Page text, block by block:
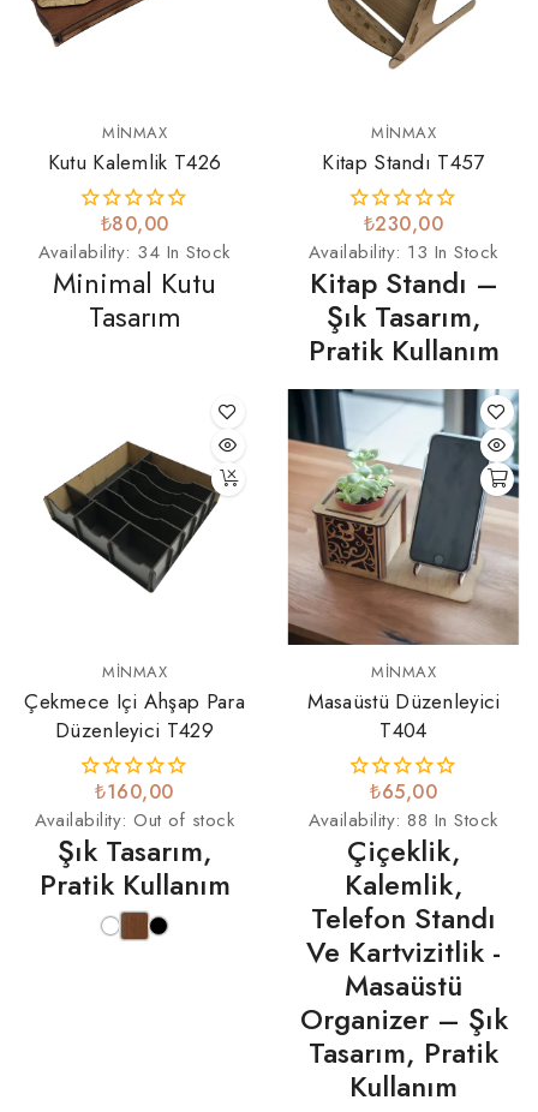
MINMAX
Kutu Kalemlik T426
₺80,00
Availability: 34 In Stock
Minimal Kutu
Tasarım
MINMAX
Kitap Standı T457
₺230,00
Availability: 13 In Stock
Kitap Standı –
Şık Tasarım,
Pratik Kullanım
MINMAX
Çekmece Içi Ahşap Para
Düzenleyici T429
₺160,00
Availability: Out of stock
Şık Tasarım,
Pratik Kullanım
MINMAX
Masaüstü Düzenleyici
T404
₺65,00
Availability: 88 In Stock
Çiçeklik,
Kalemlik,
Telefon Standı
Ve Kartvizitlik -
Masaüstü
Organizer – Şık
Tasarım, Pratik
Kullanım